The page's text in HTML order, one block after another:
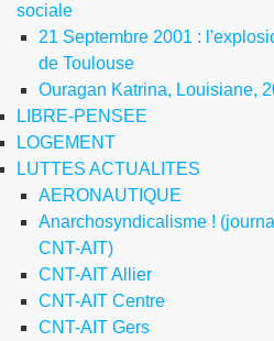
sociale
21 Septembre 2001 :
de Toulouse
Ouragan Katrina, Louisiane,
LIBRE-PENSEE
LOGEMENT
LUTTES ACTUALITES
AERONAUTIQUE
Anarchosyndicalisme !
CNT-AIT)
CNT-AIT Allier
CNT-AIT Centre
CNT-AIT Gers